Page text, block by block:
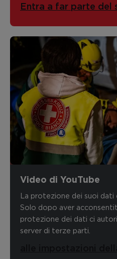
Entra a far parte del
Video di YouTube
La protezione dei suoi
Solo dopo aver
protezione dei dati ci
server di terze parti.